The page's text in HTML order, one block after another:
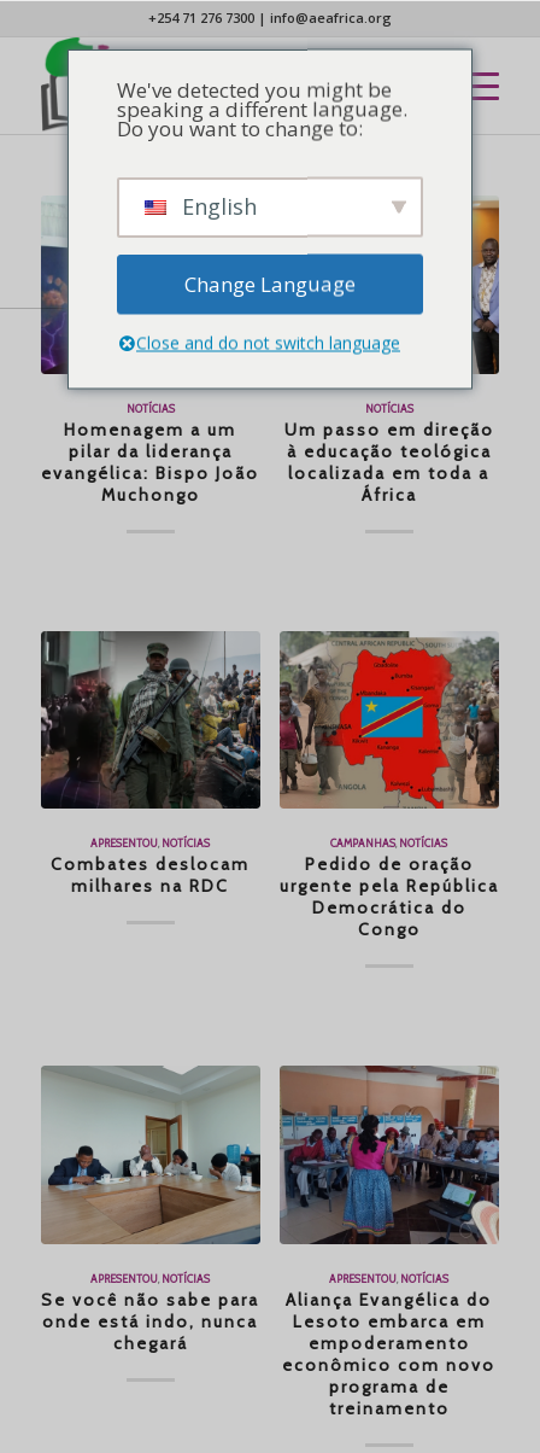
+254 71 276 7300| info@aeafrica.org
NOTÍCIAS
Homenagem a um
pilar da liderança
evangélica: Bispo João
Muchongo
NOTÍCIAS
Um passo em direção
à educação teológica
localizada em toda a
África
APRESENTOU, NOTÍCIAS
Combates deslocam
milhares na RDC
CAMPANHAS, NOTÍCIAS
Pedido de oração
urgente pela República
Democrática do
Congo
APRESENTOU NOTÍCIAS
Se você não sabe para
onde está indo, nunca
chegará
APRESENTOU NOTÍCIAS
Aliança Evangélica do
Lesoto embarca em
empoderamento
econômico com novo
programa de
treinamento
We've detected you might be
speaking a different language.
Do you want to change to:
English
Change Language
Close and do not switch language